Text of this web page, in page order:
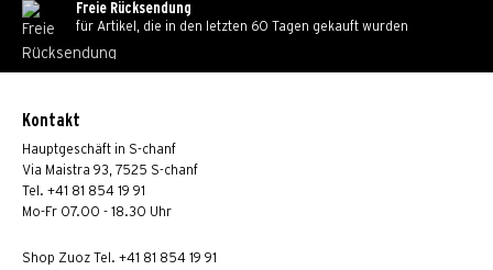
Freie Rücksendung
für Artikel, die in den letzten 60 Tagen gekauft wurden
Kontakt
Hauptgeschäft in S-chanf
Via Maistra 93, 7525 S-chanf
Tel. +41 81 854 19 91
Mo-Fr 07.00 - 18.30 Uhr
Shop Zuoz Tel. +41 81 854 19 91